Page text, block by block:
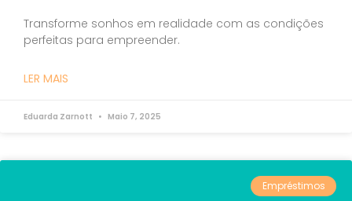
Transforme sonhos em realidade com as condições
perfeitas para empreender.
LER MAIS
Eduarda Zarnott Maio 7, 2025
Empréstimos